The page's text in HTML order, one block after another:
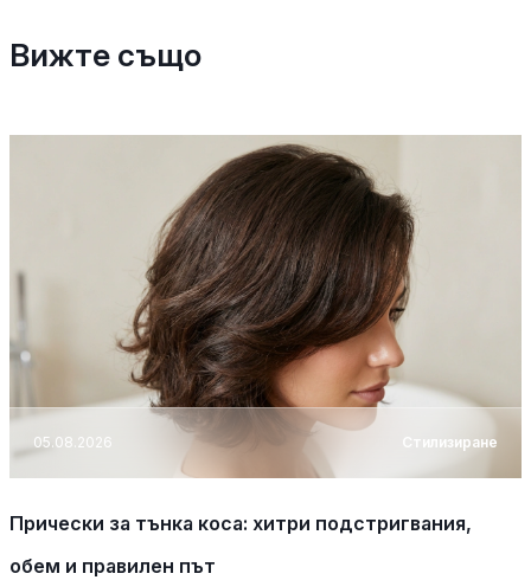
Вижте също
05.08.2026 Стилизиране
Прически за тънка коса: хитри подстригвания,
обем и правилен път